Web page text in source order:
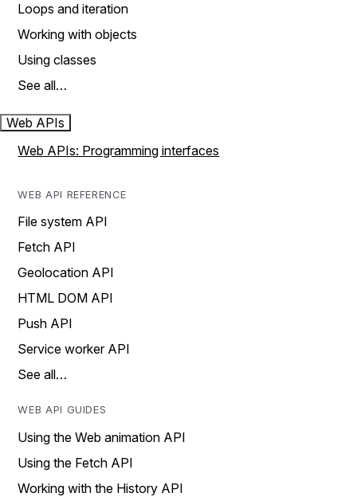
Loops and iteration
Working with objects
Using classes
See all…
Web APIs
Web APIs: Programming interfaces
WEB API REFERENCE
File system API
Fetch API
Geolocation API
HTML DOM API
Push API
Service worker API
See all…
WEB API GUIDES
Using the Web animation API
Using the Fetch API
Working with the History API